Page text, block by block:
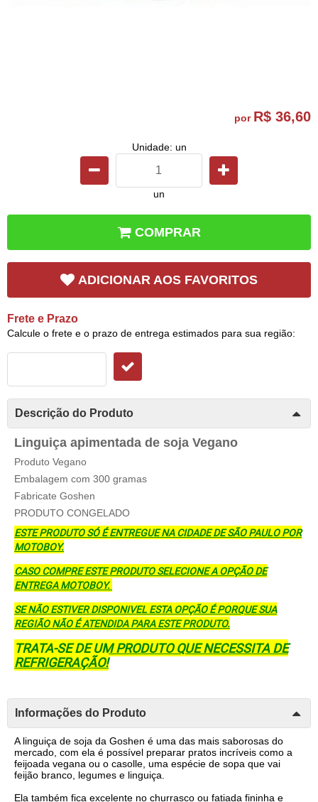
por R$ 36,60
Unidade: un
un
COMPRAR
ADICIONAR AOS FAVORITOS
Frete e Prazo
Calcule o frete e o prazo de entrega estimados para sua região:
Descrição do Produto
Linguiça apimentada de soja Vegano
Produto Vegano
Embalagem com 300 gramas
Fabricate Goshen
PRODUTO CONGELADO
ESTE PRODUTO SÓ É ENTREGUE NA CIDADE DE SÃO PAULO POR
MOTOBOY.
CASO COMPRE ESTE PRODUTO SELECIONE A OPÇÃO DE
ENTREGA MOTOBOY.
SE NÃO ESTIVER DISPONIVEL ESTA OPÇÃO É PORQUE SUA
REGIÃO NÃO É ATENDIDA PARA ESTE PRODUTO.
TRATA-SE DE UM PRODUTO QUE NECESSITA DE
REFRIGERAÇÃO!
Informações do Produto
A linguiça de soja da Goshen é uma das mais saborosas do
mercado, com ela é possível preparar pratos incríveis como a
feijoada vegana ou o casolle, uma espécie de sopa que vai
feijão branco, legumes e linguiça.
Ela também fica excelente no churrasco ou fatiada fininha e